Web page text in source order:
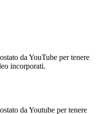
da YouTube per tenere
incorporati.
da Youtube per tenere